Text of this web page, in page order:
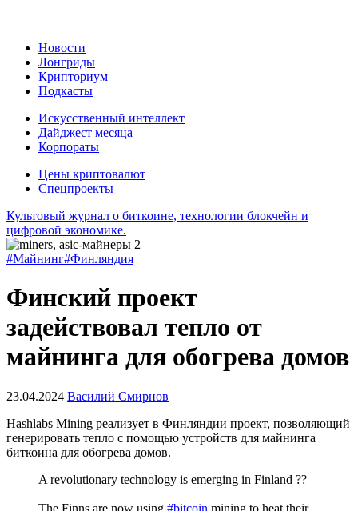
Новости
Лонгриды
Крипториум
Подкасты
Искусственный интеллект
Дайджест месяца
Корпораты
Цены криптовалют
Спецпроекты
Культовый журнал о биткоине, технологии блокчейн и
цифровой экономике.
#Майнинг#Финляндия
Финский проект
задействовал тепло от
майнинга для обогрева домов
23.04.2024 Василий Смирнов
Hashlabs Mining реализует в Финляндии проект, позволяющий
генерировать тепло с помощью устройств для майнинга
биткоина для обогрева домов.
A revolutionary technology is emerging in Finland ??
The Finns are now using #bitcoin mining to heat their